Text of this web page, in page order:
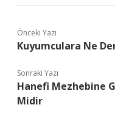
Önceki Yazı
Kuyumculara Ne
Sonraki Yazı
Hanefi Mezhebine
Midir